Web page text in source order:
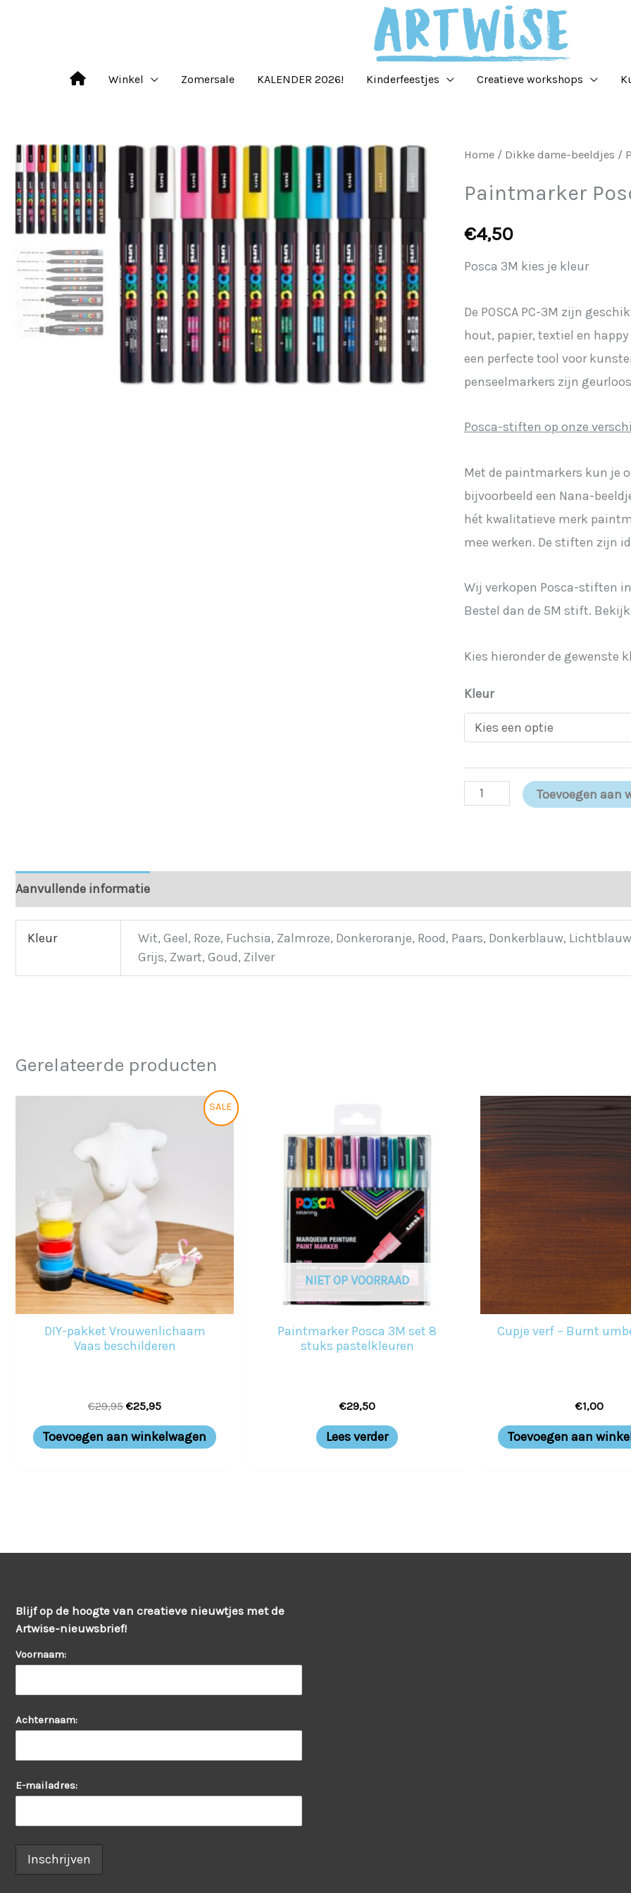
Winkel Zomersale KALENDER 2026! Kinderfeestjes Creatieve workshops
Home / Dikke dame-beeldjes /
Paintmarker
€4,50
Posca 3M kies je kleur
De POSCA PC-3M zijn
hout, papier, textiel en
een perfecte tool voor
penseelmarkers zijn
Posca-stiften op onze
Met de paintmarkers kun je
bijvoorbeeld een Nana-
hét kwalitatieve merk
mee werken. De stiften zijn
Wij verkopen Posca-stiften
Bestel dan de 5M stift.
Kies hieronder de gewenste
Kleur
Paintmarker
3M
kies
kleur
Toevoegen aan
Aanvullende informatie
Kleur
Wit, Geel, Roze, Fuchsia, Zalmroze, Donkeroranje, Rood, Paars, Donkerblauw,
Grijs, Zwart, Goud, Zilver
Gerelateerde producten
SALE
DIY-pakket Vrouwenlichaam
Vaas beschilderen
€29,95
Oorspronkelijke
was:
€29,95.
€25,95
is:
€25,95.
Toevoegen aan winkelwagen
NIET OP VOORRAAD
Paintmarker Posca 3M set 8
stuks pastelkleuren
€29,50
Lees verder
Cupje verf – Burnt
€1,00
Toevoegen aan
Blijf op de hoogte van creatieve nieuwtjes met de
Artwise-nieuwsbrief!
Voornaam:
Achternaam:
E-mailadres: